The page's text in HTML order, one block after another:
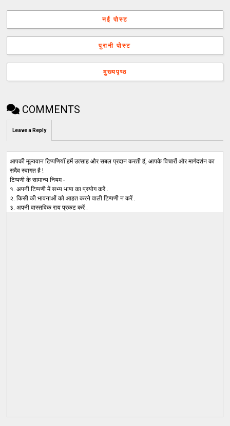
नई पोस्ट
पुरानी पोस्ट
मुख्यपृष्ठ
COMMENTS
Leave a Reply
आपकी मूल्यवान टिप्पणियाँ हमें उत्साह और सबल प्रदान करती हैं, आपके विचारों और मार्गदर्शन का
सदैव स्वागत है !
टिप्पणी के सामान्य नियम -
१. अपनी टिप्पणी में सभ्य भाषा का प्रयोग करें .
२. किसी की भावनाओं को आहत करने वाली टिप्पणी न करें .
३. अपनी वास्तविक राय प्रकट करें .